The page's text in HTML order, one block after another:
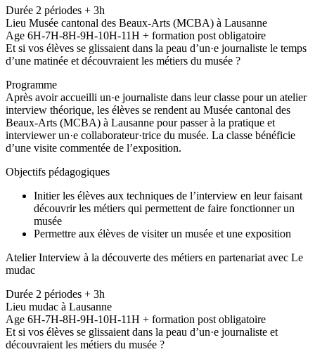
Durée 2 périodes + 3h
Lieu Musée cantonal des Beaux-Arts (MCBA) à Lausanne
Age 6H-7H-8H-9H-10H-11H + formation post obligatoire
Et si vos élèves se glissaient dans la peau d’un·e journaliste le temps
d’une matinée et découvraient les métiers du musée ?
Programme
Après avoir accueilli un·e journaliste dans leur classe pour un atelier
interview théorique, les élèves se rendent au Musée cantonal des
Beaux-Arts (MCBA) à Lausanne pour passer à la pratique et
interviewer un·e collaborateur·trice du musée. La classe bénéficie
d’une visite commentée de l’exposition.
Objectifs pédagogiques
Initier les élèves aux techniques de l’interview en leur faisant
découvrir les métiers qui permettent de faire fonctionner un
musée
Permettre aux élèves de visiter un musée et une exposition
Atelier Interview à la découverte des métiers en partenariat avec Le
mudac
Durée 2 périodes + 3h
Lieu mudac à Lausanne
Age 6H-7H-8H-9H-10H-11H + formation post obligatoire
Et si vos élèves se glissaient dans la peau d’un·e journaliste et
découvraient les métiers du musée ?